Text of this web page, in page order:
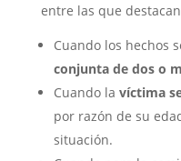
entre las que
Cuando los hechos
conjunta de dos o
Cuando la víctima
por razón de su
situación.